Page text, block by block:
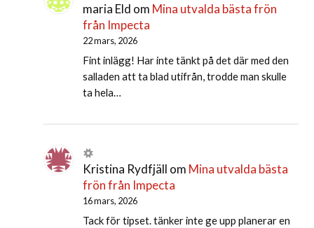
maria Eld om Mina utvalda bästa frön
från Impecta
22 mars, 2026
Fint inlägg! Har inte tänkt på det där med den
salladen att ta blad utifrån, trodde man skulle
ta hela…
Kristina Rydfjäll om Mina utvalda bästa
frön från Impecta
16 mars, 2026
Tack för tipset. tänker inte ge upp planerar en